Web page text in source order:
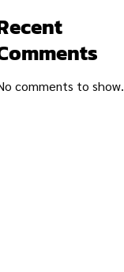
comments to show.